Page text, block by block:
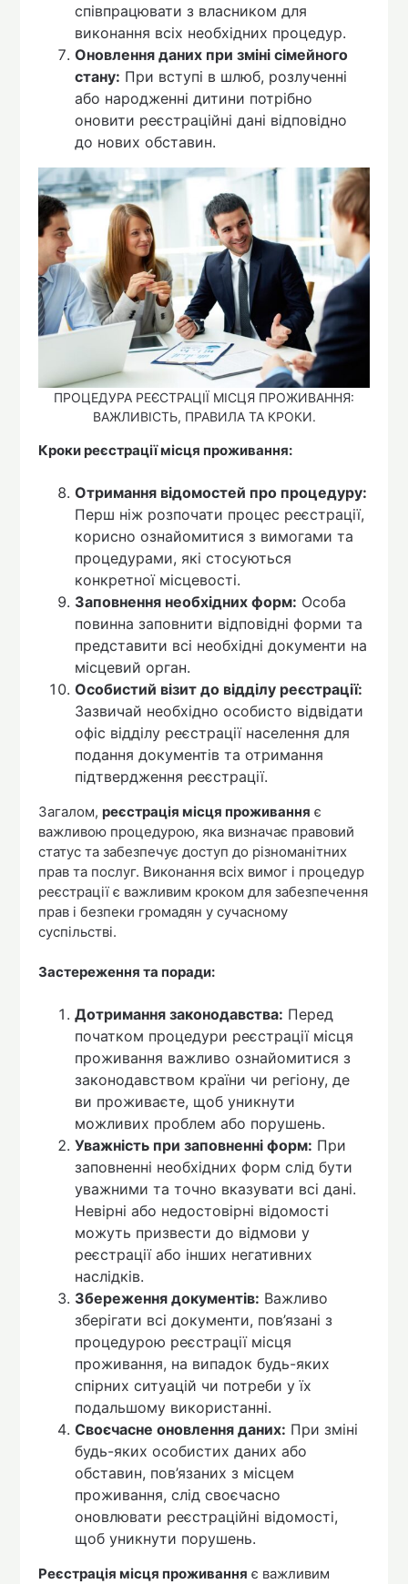
співпрацювати з власником для
виконання всіх необхідних процедур.
Оновлення даних при зміні сімейного
стану: При вступі в шлюб, розлученні
або народженні дитини потрібно
оновити реєстраційні дані відповідно
до нових обставин.
ПРОЦЕДУРА РЕЄСТРАЦІЇ МІСЦЯ ПРОЖИВАННЯ:
ВАЖЛИВІСТЬ, ПРАВИЛА ТА КРОКИ.
Кроки реєстрації місця проживання:
Отримання відомостей про процедуру:
Перш ніж розпочати процес реєстрації,
корисно ознайомитися з вимогами та
процедурами, які стосуються
конкретної місцевості.
Заповнення необхідних форм: Особа
повинна заповнити відповідні форми та
представити всі необхідні документи на
місцевий орган.
Особистий візит до відділу реєстрації:
Зазвичай необхідно особисто відвідати
офіс відділу реєстрації населення для
подання документів та отримання
підтвердження реєстрації.
Загалом, реєстрація місця проживання є
важливою процедурою, яка визначає правовий
статус та забезпечує доступ до різноманітних
прав та послуг. Виконання всіх вимог і процедур
реєстрації є важливим кроком для забезпечення
прав і безпеки громадян у сучасному
суспільстві.
Застереження та поради:
Дотримання законодавства: Перед
початком процедури реєстрації місця
проживання важливо ознайомитися з
законодавством країни чи регіону, де
ви проживаєте, щоб уникнути
можливих проблем або порушень.
Уважність при заповненні форм: При
заповненні необхідних форм слід бути
уважними та точно вказувати всі дані.
Невірні або недостовірні відомості
можуть призвести до відмови у
реєстрації або інших негативних
наслідків.
Збереження документів: Важливо
зберігати всі документи, пов’язані з
процедурою реєстрації місця
проживання, на випадок будь-яких
спірних ситуацій чи потреби у їх
подальшому використанні.
Своєчасне оновлення даних: При зміні
будь-яких особистих даних або
обставин, пов’язаних з місцем
проживання, слід своєчасно
оновлювати реєстраційні відомості,
щоб уникнути порушень.
Реєстрація місця проживання є важливим